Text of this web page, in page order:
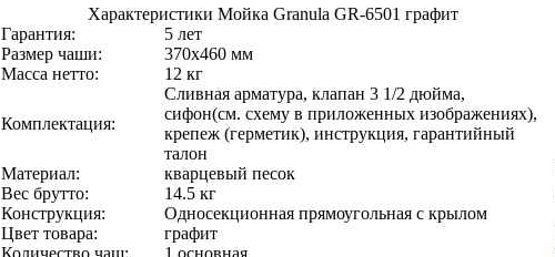
Характеристики Мойка Granula GR-6501 графит
Гарантия:
5 лет
Размер чаши:
370х460 мм
Масса нетто:
12 кг
Комплектация:
Сливная арматура, клапан 3 1/2 дюйма,
сифон(см. схему в приложенных изображениях),
крепеж (герметик), инструкция, гарантийный
талон
Материал:
кварцевый песок
Вес брутто:
14.5 кг
Конструкция:
Односекционная прямоугольная с крылом
Цвет товара:
графит
Количество чаш:
1 основная